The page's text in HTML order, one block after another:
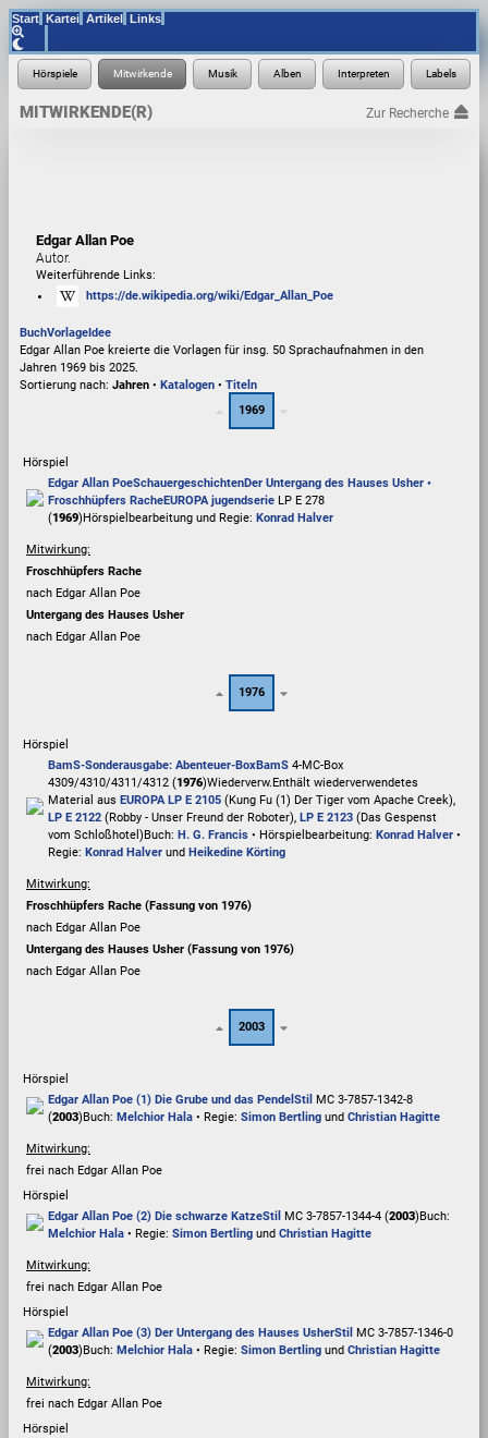
Start Kartei Artikel Links
MITWIRKENDE(R) Zur Recherche
Edgar Allan Poe
Autor.
Weiterführende Links:
https://de.wikipedia.org/wiki/Edgar_Allan_Poe
BuchVorlage Idee
Edgar Allan Poe kreierte die Vorlagen für insg. 50 Sprachaufnahmen in den
Jahren 1969 bis 2025.
Sortierung nach: Jahren • Katalogen • Titeln
1969
Hörspiel
Edgar Allan PoeSchauergeschichtenDer Untergang des Hauses Usher •
Froschhüpfers RacheEUROPA jugendserie LP E 278
(1969) Hörspielbearbeitung und Regie: Konrad Halver
Mitwirkung:
Froschhüpfers Rache
nach Edgar Allan Poe
Untergang des Hauses Usher
nach Edgar Allan Poe
1976
Hörspiel
BamS-Sonderausgabe: Abenteuer-BoxBamS 4-MC-Box
4309/4310/4311/4312 (1976)Wiederverw. Enthält wiederverwendetes
Material aus EUROPA LP E 2105 (Kung Fu (1) Der Tiger vom Apache Creek),
LP E 2122 (Robby - Unser Freund der Roboter), LP E 2123 (Das Gespenst
vom Schloßhotel) Buch: H. G. Francis • Hörspielbearbeitung: Konrad Halver •
Regie: Konrad Halver und Heikedine Körting
Mitwirkung:
Froschhüpfers Rache (Fassung von 1976)
nach Edgar Allan Poe
Untergang des Hauses Usher (Fassung von 1976)
nach Edgar Allan Poe
2003
Hörspiel
Edgar Allan Poe (1) Die Grube und das Pendel Stil MC 3-7857-1342-8
(2003) Buch: Melchior Hala • Regie: Simon Bertling und Christian Hagitte
Mitwirkung:
frei nach Edgar Allan Poe
Hörspiel
Edgar Allan Poe (2) Die schwarze KatzeStil MC 3-7857-1344-4 (2003) Buch:
Melchior Hala • Regie: Simon Bertling und Christian Hagitte
Mitwirkung:
frei nach Edgar Allan Poe
Hörspiel
Edgar Allan Poe (3) Der Untergang des Hauses UsherStil MC 3-7857-1346-0
(2003) Buch: Melchior Hala • Regie: Simon Bertling und Christian Hagitte
Mitwirkung:
frei nach Edgar Allan Poe
Hörspiel